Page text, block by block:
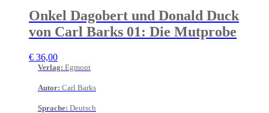
Onkel Dagobert und Donald Duck
von Carl Barks 01: Die Mutprobe
€ 36,00
Verlag: Egmont
Autor: Carl Barks
Sprache: Deutsch